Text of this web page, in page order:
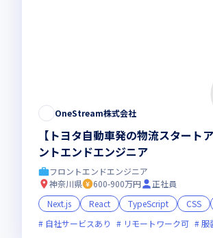
OneStream株式会社
【トヨタ自動車発の物流スタート
ントエンドエンジニア
フロントエンドエンジニア
神奈川県
600-900万円
正社員
Next.js
React TypeScript CSS
自社サービスあり
リモートワーク可 服